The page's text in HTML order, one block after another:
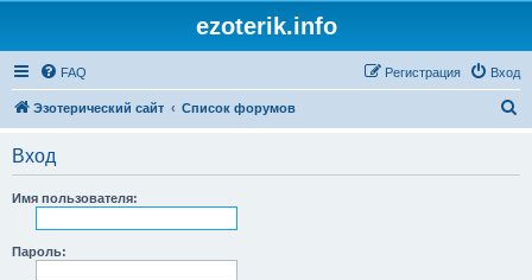
ezoterik.info
FAQ Вход
Регистрация
Эзотерический сайт Список форумов
Вход
Имя пользователя:
Пароль: